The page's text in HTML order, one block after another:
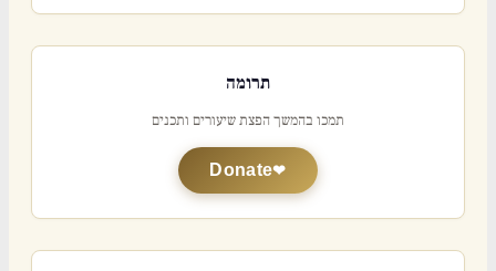
תרומה
תמכו בהמשך הפצת שיעורים ותכנים
Donate